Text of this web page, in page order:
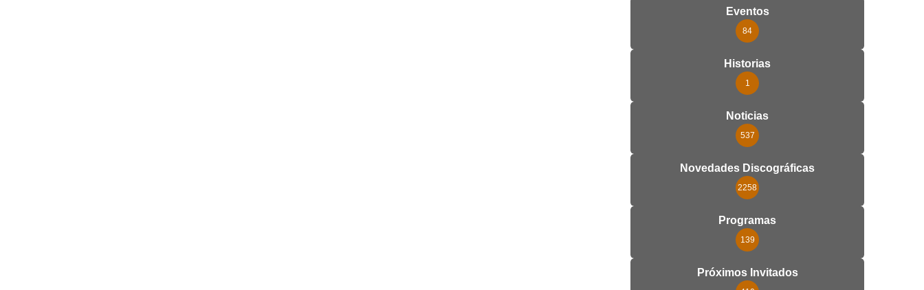
Eventos
84
Historias
1
Noticias
537
Novedades Discográficas
2258
Programas
139
Próximos Invitados